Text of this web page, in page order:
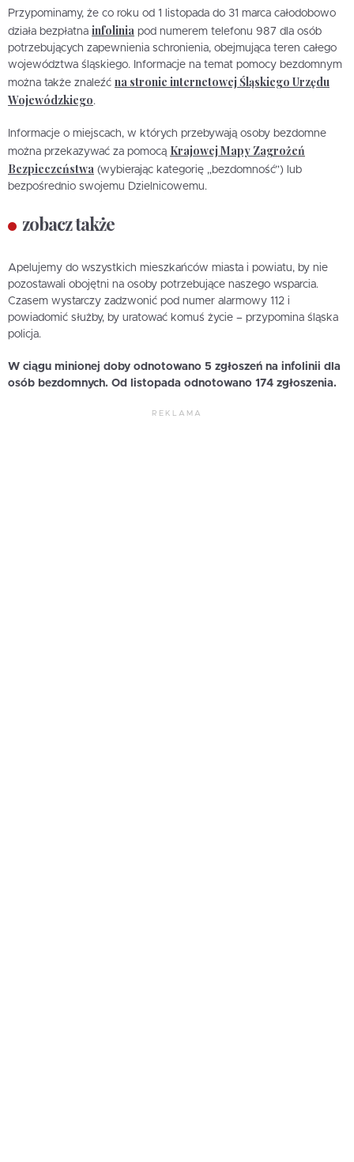
Przypominamy, że co roku od 1 listopada do 31 marca całodobowo
działa bezpłatna infolinia pod numerem telefonu 987 dla osób
potrzebujących zapewnienia schronienia, obejmująca teren całego
województwa śląskiego. Informacje na temat pomocy bezdomnym
można także znaleźć na stronie internetowej Śląskiego Urzędu
Wojewódzkiego.
Informacje o miejscach, w których przebywają osoby bezdomne
można przekazywać za pomocą Krajowej Mapy Zagrożeń
Bezpieczeństwa (wybierając kategorię „bezdomność”) lub
bezpośrednio swojemu Dzielnicowemu.
zobacz także
Apelujemy do wszystkich mieszkańców miasta i powiatu, by nie
pozostawali obojętni na osoby potrzebujące naszego wsparcia.
Czasem wystarczy zadzwonić pod numer alarmowy 112 i
powiadomić służby, by uratować komuś życie – przypomina śląska
policja.
W ciągu minionej doby odnotowano 5 zgłoszeń na infolinii dla
osób bezdomnych. Od listopada odnotowano 174 zgłoszenia.
REKLAMA